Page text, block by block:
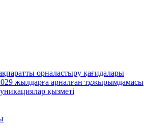
орналастыру қағидалары
жылдарға арналған тұжырымдамасы
қызметі